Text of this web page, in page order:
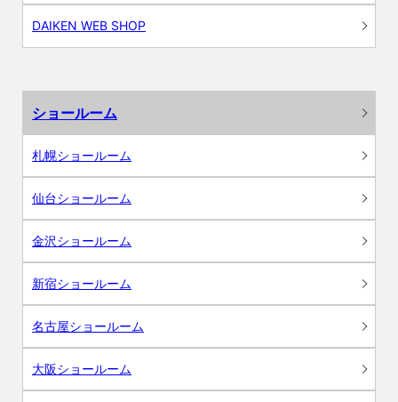
DAIKEN WEB SHOP
ショールーム
札幌ショールーム
仙台ショールーム
金沢ショールーム
新宿ショールーム
名古屋ショールーム
大阪ショールーム